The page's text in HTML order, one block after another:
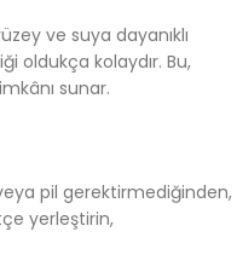
ve suya dayanıklı
oldukça kolaydır. Bu,
sunar.
pil gerektirmediğinden,
yerleştirin,